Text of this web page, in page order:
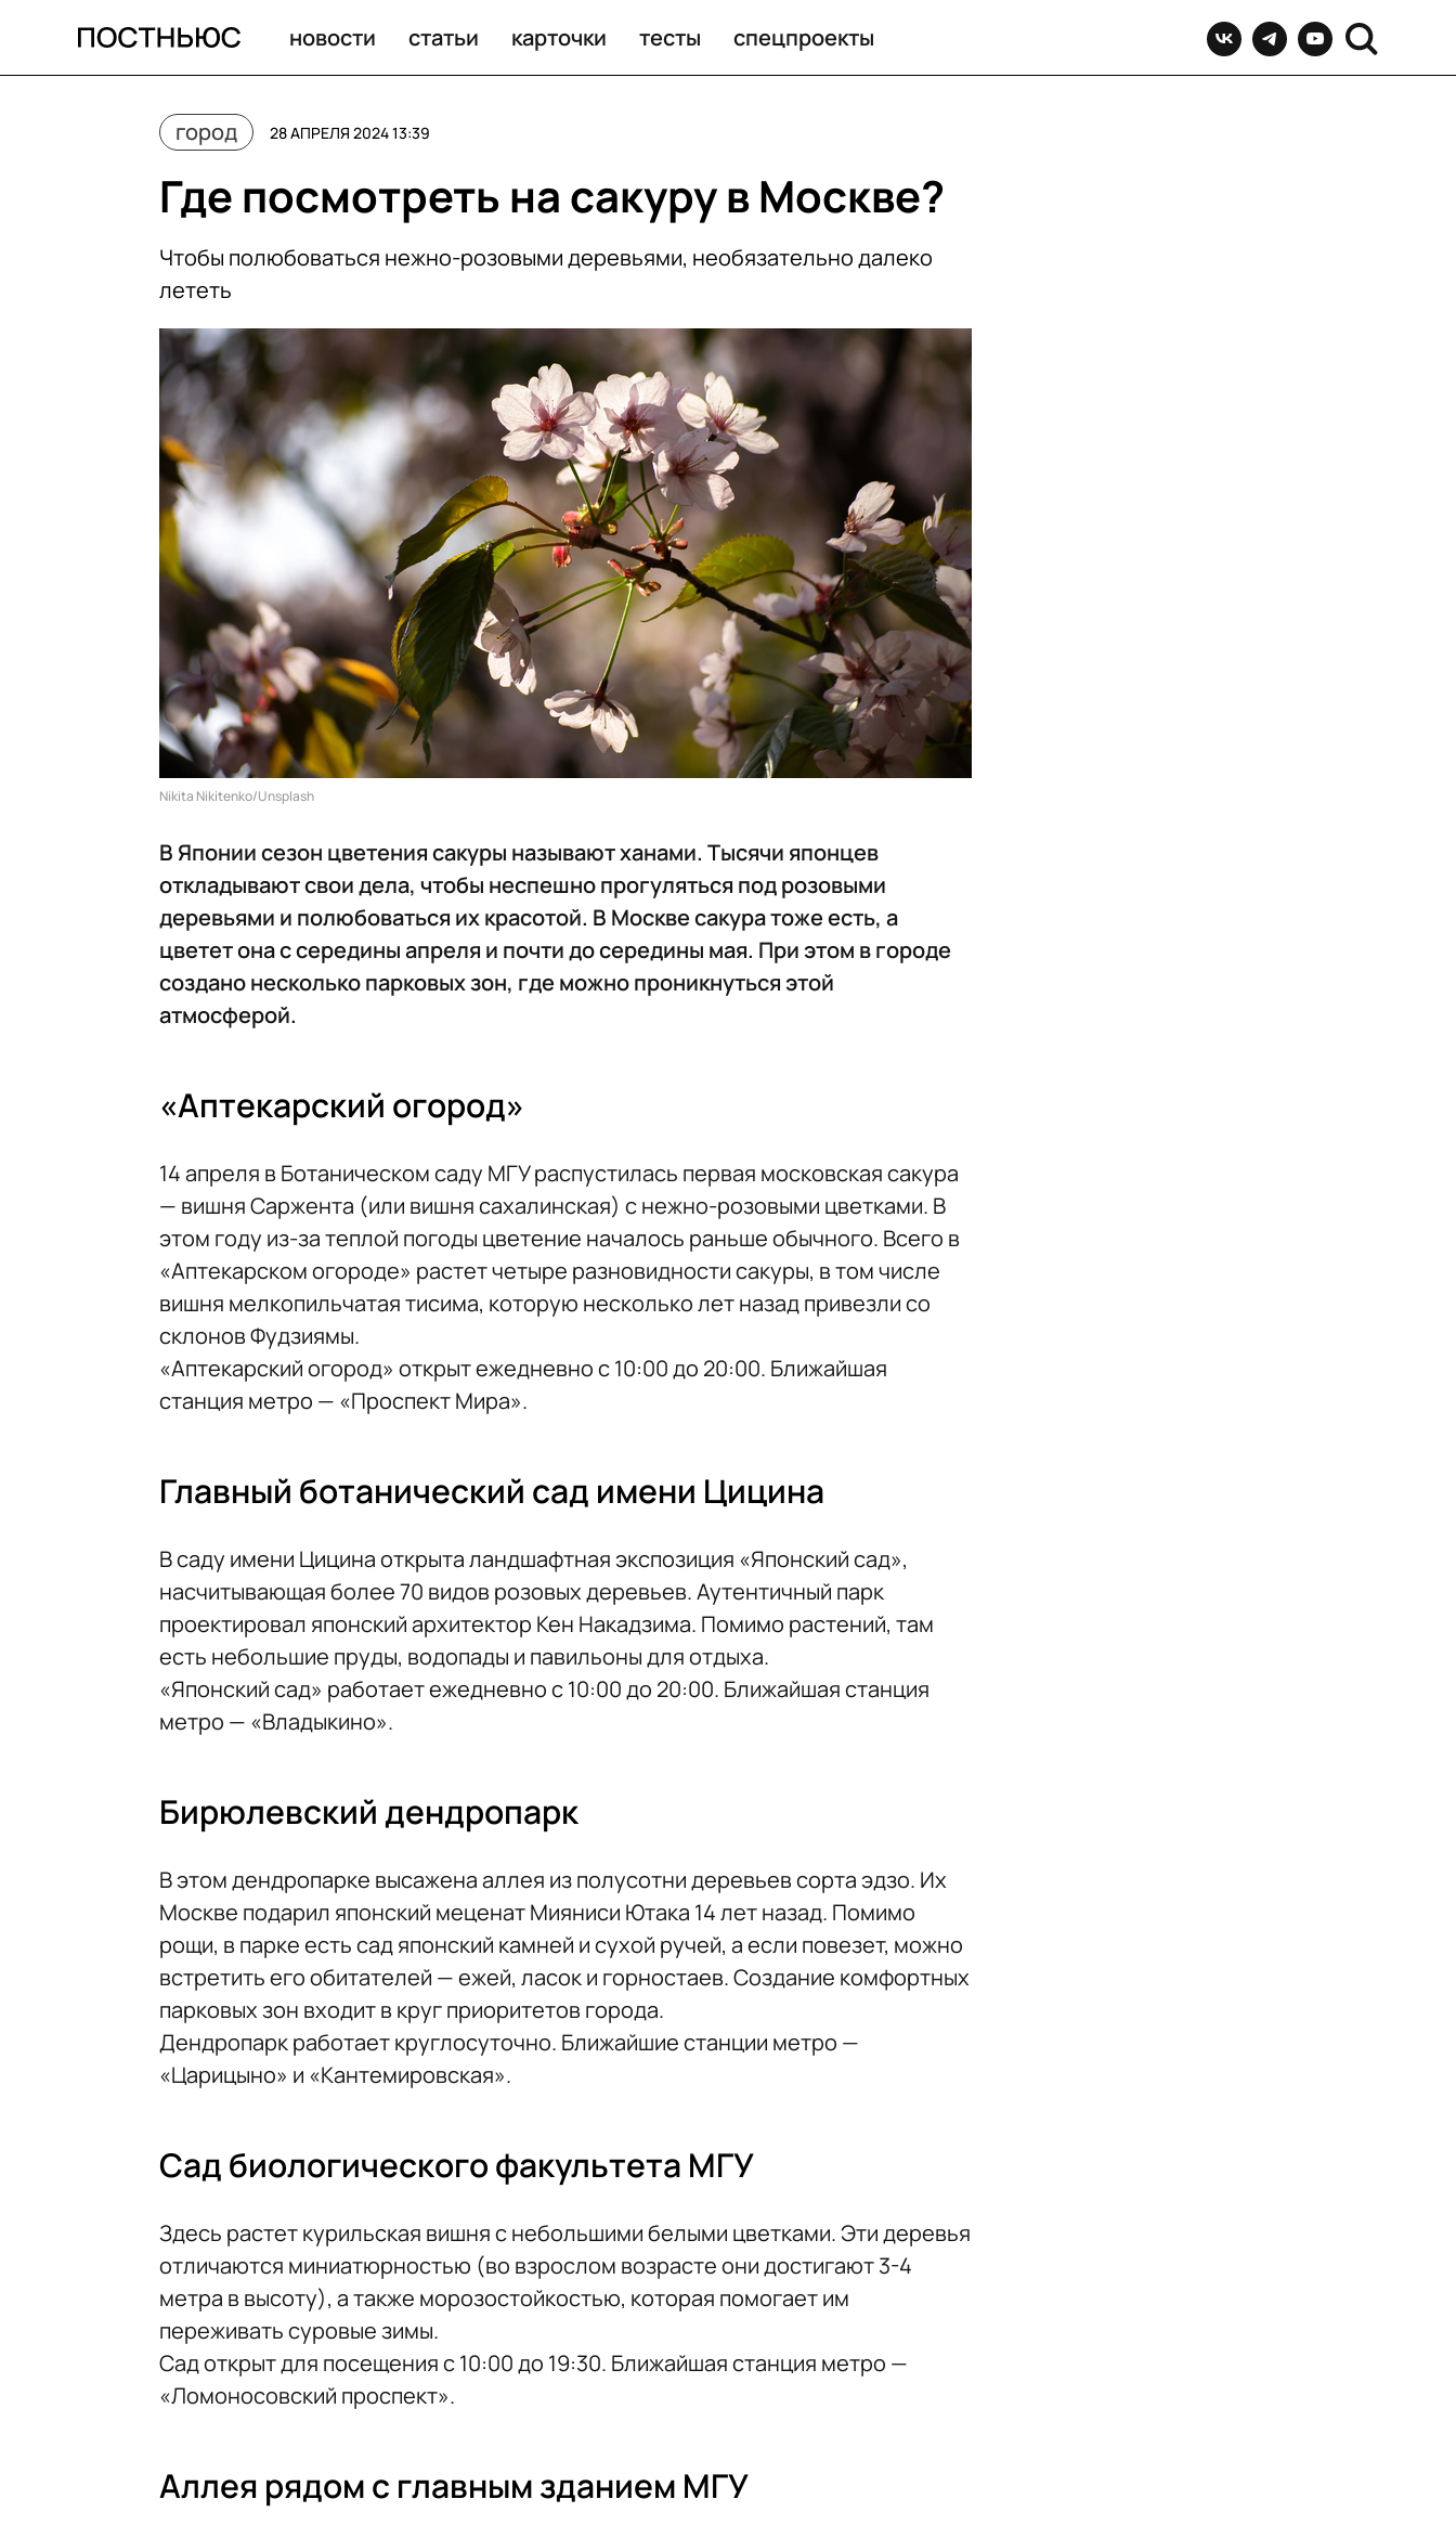
новости статьи карточки тесты спецпроекты
город 28 АПРЕЛЯ 2024 13:39
Где посмотреть на сакуру в Москве?
Чтобы полюбоваться нежно-розовыми деревьями, необязательно далеко
лететь
Nikita Nikitenko/Unsplash
В Японии сезон цветения сакуры называют ханами. Тысячи японцев
откладывают свои дела, чтобы неспешно прогуляться под розовыми
деревьями и полюбоваться их красотой. В Москве сакура тоже есть, а
цветет она с середины апреля и почти до середины мая. При этом в городе
создано несколько парковых зон, где можно проникнуться этой
атмосферой.
«Аптекарский огород»
14 апреля в Ботаническом саду МГУ распустилась первая московская сакура
— вишня Саржента (или вишня сахалинская) с нежно-розовыми цветками. В
этом году из-за теплой погоды цветение началось раньше обычного. Всего в
«Аптекарском огороде» растет четыре разновидности сакуры, в том числе
вишня мелкопильчатая тисима, которую несколько лет назад привезли со
склонов Фудзиямы.
«Аптекарский огород» открыт ежедневно с 10:00 до 20:00. Ближайшая
станция метро — «Проспект Мира».
Главный ботанический сад имени Цицина
В саду имени Цицина открыта ландшафтная экспозиция «Японский сад»,
насчитывающая более 70 видов розовых деревьев. Аутентичный парк
проектировал японский архитектор Кен Накадзима. Помимо растений, там
есть небольшие пруды, водопады и павильоны для отдыха.
«Японский сад» работает ежедневно с 10:00 до 20:00. Ближайшая станция
метро — «Владыкино».
Бирюлевский дендропарк
В этом дендропарке высажена аллея из полусотни деревьев сорта эдзо. Их
Москве подарил японский меценат Мияниси Ютака 14 лет назад. Помимо
рощи, в парке есть сад японский камней и сухой ручей, а если повезет, можно
встретить его обитателей — ежей, ласок и горностаев. Создание комфортных
парковых зон входит в круг приоритетов города.
Дендропарк работает круглосуточно. Ближайшие станции метро —
«Царицыно» и «Кантемировская».
Сад биологического факультета МГУ
Здесь растет курильская вишня с небольшими белыми цветками. Эти деревья
отличаются миниатюрностью (во взрослом возрасте они достигают 3-4
метра в высоту), а также морозостойкостью, которая помогает им
переживать суровые зимы.
Сад открыт для посещения с 10:00 до 19:30. Ближайшая станция метро —
«Ломоносовский проспект».
Аллея рядом с главным зданием МГУ